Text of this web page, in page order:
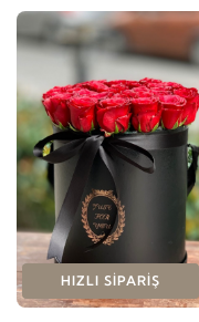
HIZLI SIPARIŞ